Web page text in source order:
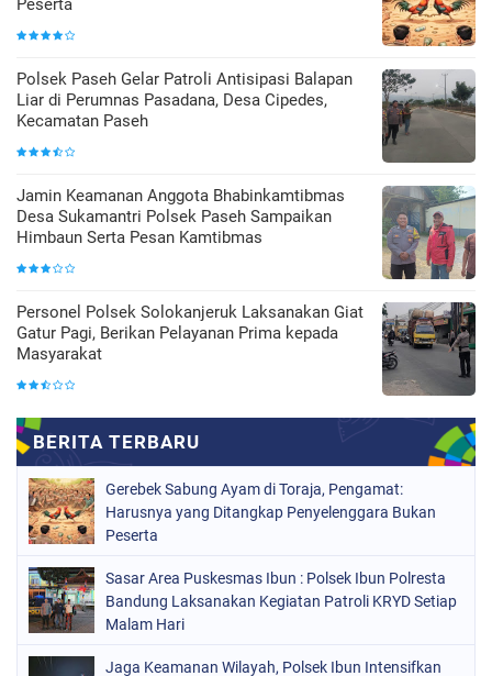
Polsek Paseh Gelar Patroli Antisipasi Balapan
Liar di Perumnas Pasadana, Desa Cipedes,
Kecamatan Paseh
Jamin Keamanan Anggota Bhabinkamtibmas
Desa Sukamantri Polsek Paseh Sampaikan
Himbaun Serta Pesan Kamtibmas
Personel Polsek Solokanjeruk Laksanakan Giat
Gatur Pagi, Berikan Pelayanan Prima kepada
Masyarakat
Gerebek Sabung Ayam di Toraja, Pengamat:
Harusnya yang Ditangkap Penyelenggara Bukan
Peserta
Sasar Area Puskesmas Ibun : Polsek Ibun Polresta
Bandung Laksanakan Kegiatan Patroli KRYD Setiap
Malam Hari
Jaga Keamanan Wilayah, Polsek Ibun Intensifkan